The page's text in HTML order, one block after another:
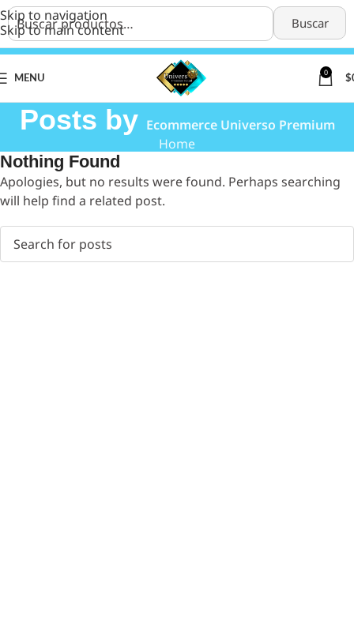
Buscar
Skip to navigation
Skip to main content
MENU
0
$
Posts by Ecommerce Universo Premium
Home
Nothing Found
Apologies, but no results were found. Perhaps searching
will help find a related post.